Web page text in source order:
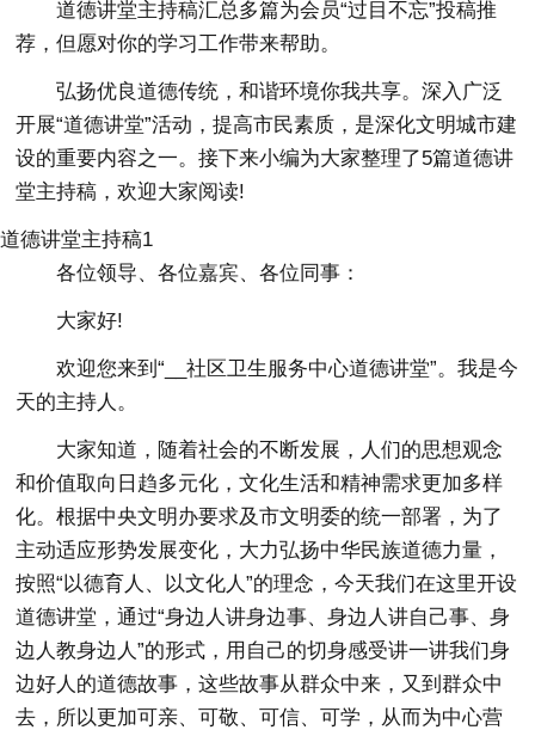
道德讲堂主持稿汇总多篇为会员“过目不忘”投稿推
荐，但愿对你的学习工作带来帮助。
弘扬优良道德传统，和谐环境你我共享。深入广泛
开展“道德讲堂”活动，提高市民素质，是深化文明城市建
设的重要内容之一。接下来小编为大家整理了5篇道德讲
堂主持稿，欢迎大家阅读!
道德讲堂主持稿1
各位领导、各位嘉宾、各位同事：
大家好!
欢迎您来到“__社区卫生服务中心道德讲堂”。我是今
天的主持人。
大家知道，随着社会的不断发展，人们的思想观念
和价值取向日趋多元化，文化生活和精神需求更加多样
化。根据中央文明办要求及市文明委的统一部署，为了
主动适应形势发展变化，大力弘扬中华民族道德力量，
按照“以德育人、以文化人”的理念，今天我们在这里开设
道德讲堂，通过“身边人讲身边事、身边人讲自己事、身
边人教身边人”的形式，用自己的切身感受讲一讲我们身
边好人的道德故事，这些故事从群众中来，又到群众中
去，所以更加可亲、可敬、可信、可学，从而为中心营